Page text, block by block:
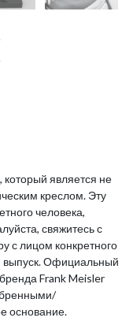
который является не
креслом. Эту
человека,
свяжитесь с
с лицом конкретного
выпуск. Официальный
Frank Meisler
основание.